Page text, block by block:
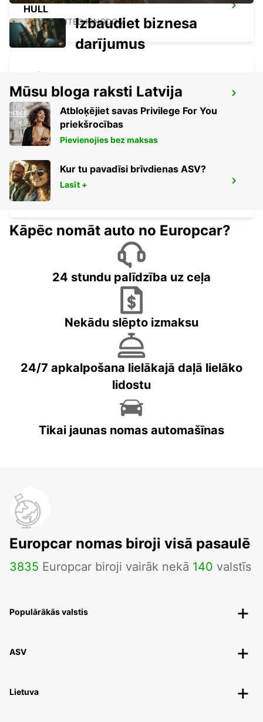
HULL
HULL - UNITED KINGDOM
EDINBURGA LIDOSTA
EDINBURGH - UNITED KINGDOM
MANCHESTER TRAFFORD PARK
MANCHESTER - UNITED KINGDOM
Izbaudiet biznesa
darījumus
Mūsu bloga raksti Latvija
Atbloķējiet savas Privilege For You
priekšrocības
Pievienojies bez maksas
Kur tu pavadīsi brīvdienas ASV?
Lasīt +
Kāpēc nomāt auto no Europcar?
24 stundu palīdzība uz ceļa
Nekādu slēpto izmaksu
24/7 apkalpošana lielākajā daļā lielāko
lidostu
Tikai jaunas nomas automašīnas
Europcar nomas biroji visā pasaulē
3835 Europcar biroji vairāk nekā 140 valstīs
Populārākās valstis
ASV
Lietuva